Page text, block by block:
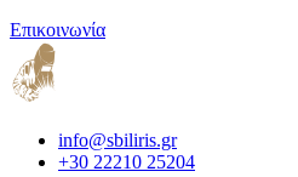
Επικοινωνία
info@sbiliris.gr
+30 22210 25204